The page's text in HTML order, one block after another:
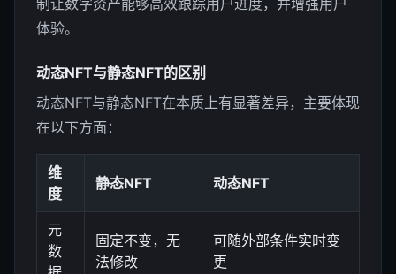
体验。
动态NFT与静态NFT的区别
动态NFT与静态NFT在本质上有显著差异，主要体现
在以下方面：
维
度
静态NFT 动态NFT
元
数
固定不变，无
法修改
可随外部条件实时变
更